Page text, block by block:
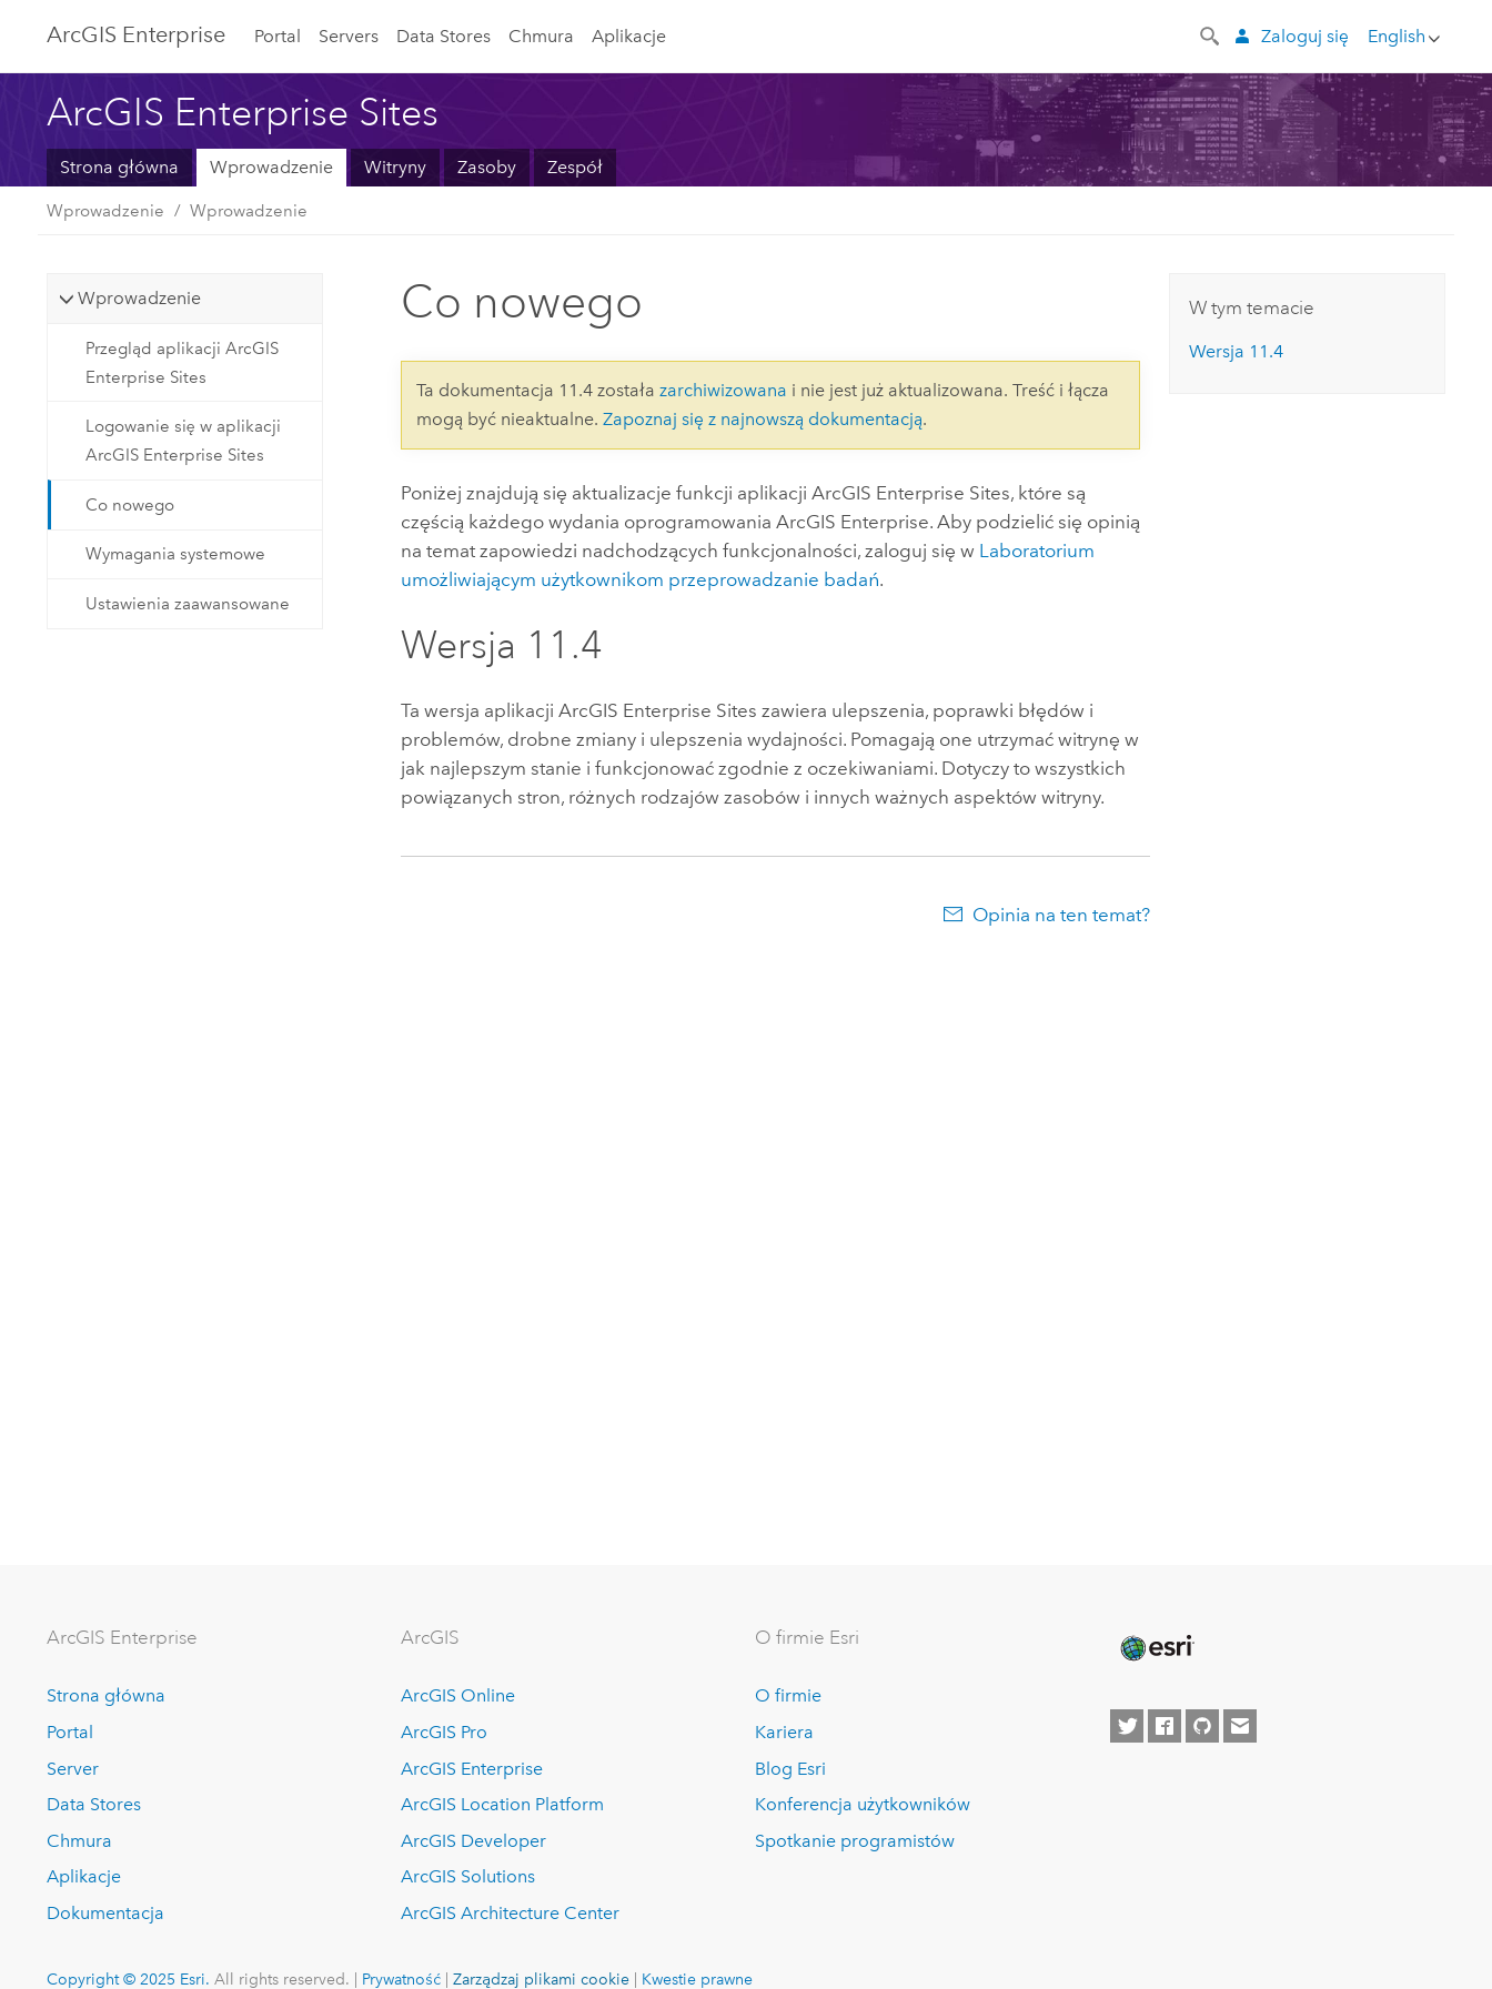
ArcGIS Enterprise Portal Servers Data Stores Chmura Aplikacje English
Zaloguj się
ArcGIS Enterprise Sites
Strona główna Wprowadzenie Witryny Zasoby Zespół
Wprowadzenie Wprowadzenie
Wprowadzenie
Przegląd aplikacji ArcGIS
Enterprise Sites
Logowanie się w aplikacji
ArcGIS Enterprise Sites
Co nowego
Wymagania systemowe
Ustawienia zaawansowane
Co nowego
Ta dokumentacja 11.4 zostałazarchiwizowana i nie jest już aktualizowana. Treść i łącza
mogą być nieaktualne.Zapoznaj się z najnowszą dokumentacją.
Poniżej znajdują się aktualizacje funkcji aplikacjiArcGIS Enterprise Sites, które są
częścią każdego wydania oprogramowaniaArcGIS Enterprise. Aby podzielić się opinią
na temat zapowiedzi nadchodzących funkcjonalności, zaloguj się w Laboratorium
umożliwiającym użytkownikom przeprowadzanie badań.
Wersja 11.4
Ta wersja aplikacjiArcGIS Enterprise Sites zawiera ulepszenia, poprawki błędów i
problemów, drobne zmiany i ulepszenia wydajności. Pomagają one utrzymać witrynę w
jak najlepszym stanie i funkcjonować zgodnie z oczekiwaniami. Dotyczy to wszystkich
powiązanych stron, różnych rodzajów zasobów i innych ważnych aspektów witryny.
Opinia na ten temat?
W tym temacie
Wersja 11.4
ArcGIS Enterprise
Strona główna
Portal
Server
Data Stores
Chmura
Aplikacje
Dokumentacja
ArcGIS
ArcGIS Online
ArcGIS Pro
ArcGIS Enterprise
ArcGIS Location Platform
ArcGIS Developer
ArcGIS Solutions
ArcGIS Architecture Center
O firmie Esri
O firmie
Kariera
Blog Esri
Konferencja użytkowników
Spotkanie programistów
Copyright © 2025 Esri. All rights reserved. | Prywatność |Zarządzaj plikami cookie Kwestie prawne